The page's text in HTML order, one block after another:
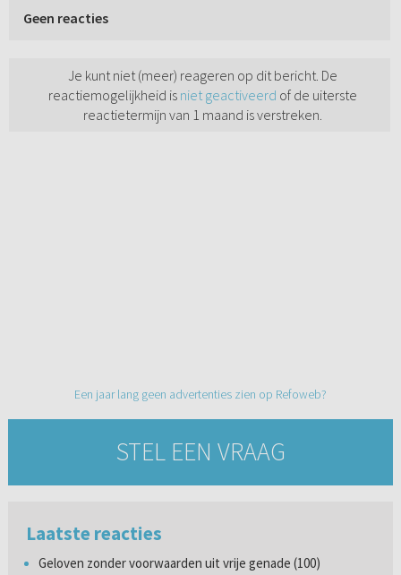
Geen reacties
Je kunt niet (meer) reageren op dit bericht. De
reactiemogelijkheid is niet geactiveerd of de uiterste
reactietermijn van 1 maand is verstreken.
Een jaar lang geen advertenties zien op Refoweb?
STEL EEN VRAAG
Laatste reacties
Geloven zonder voorwaarden uit vrije genade (100)